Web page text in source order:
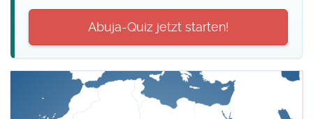
Abuja-Quiz jetzt starten!